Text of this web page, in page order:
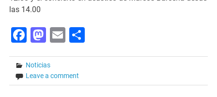
las 14.00
Facebook
Mastodon
Email
Noticias
Leave a comment